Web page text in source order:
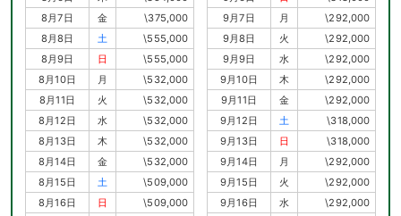
8月7日
金
\375,000
8月8日
土
\555,000
8月9日
日
\555,000
8月10日
月
\532,000
8月11日
火
\532,000
8月12日
水
\532,000
8月13日
木
\532,000
8月14日
金
\532,000
8月15日
土
\509,000
8月16日
日
\509,000
9月7日
月
\292,000
9月8日
火
\292,000
9月9日
水
\292,000
9月10日
木
\292,000
9月11日
金
\292,000
9月12日
土
\318,000
9月13日
日
\318,000
9月14日
月
\292,000
9月15日
火
\292,000
9月16日
水
\292,000